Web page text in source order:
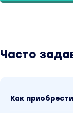
Часто
Как